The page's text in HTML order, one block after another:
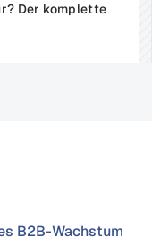
Der komplette
B2B-Wachstum